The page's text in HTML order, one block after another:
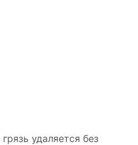
удаляется без